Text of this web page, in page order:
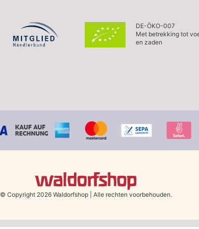
DE-ÖKO-007
Met betrekking tot
en zaden
© Copyright 2026 Waldorfshop Alle rechten voorbehouden.